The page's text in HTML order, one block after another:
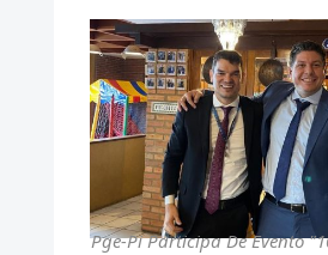
Pge-Pi Participa De Evento